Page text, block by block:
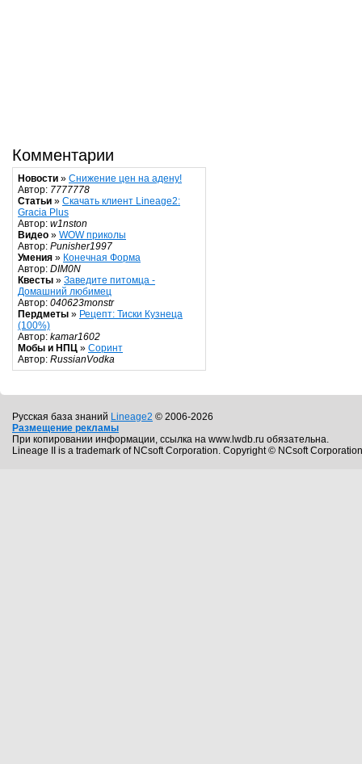
Комментарии
Новости » Снижение цен на адену!
Автор: 7777778
Статьи » Скачать клиент Lineage2:
Gracia Plus
Автор: w1nston
Видео » WOW приколы
Автор: Punisher1997
Умения » Конечная Форма
Автор: DIM0N
Квесты » Заведите питомца -
Домашний любимец
Автор: 040623monstr
Пердметы » Рецепт: Тиски Кузнеца
(100%)
Автор: kamar1602
Мобы и НПЦ » Соринт
Автор: RussianVodka
Русская база знаний Lineage2 © 2006-2026
Размещение рекламы
При копировании информации, ссылка на www.lwdb.ru обязательна.
Lineage II is a trademark of NCsoft Corporation. Copyright © NCsoft